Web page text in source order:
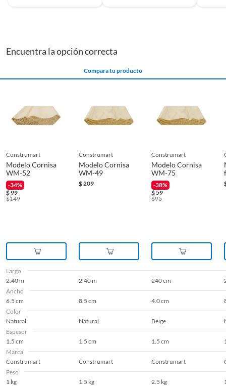
Encuentra la opción correcta
Compara tu producto
construmart
Modelo Cornisa
WM-52
-34%
$99
$149
construmart
Modelo Cornisa
WM-49
$ 209
construmart
Modelo Cornisa
WM-75
-38%
$59
$95
Largo
2.40 m
2.40 m 240 cm
Ancho
6.5 cm
8.5 cm 4.0 cm
Color
Natural
Natural Beige
Espesor
1.5 cm
1.5 cm 1.5 cm
Marca
Construmart
Construmart Construmart
Peso
1 kg
1.5 kg 2.5 kg